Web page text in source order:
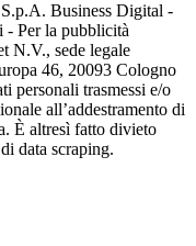
Business Digital -
- Per la pubblicità
N.V., sede legale
46, 20093 Cologno
personali trasmessi e/o
all’addestramento di
È altresì fatto divieto
data scraping.